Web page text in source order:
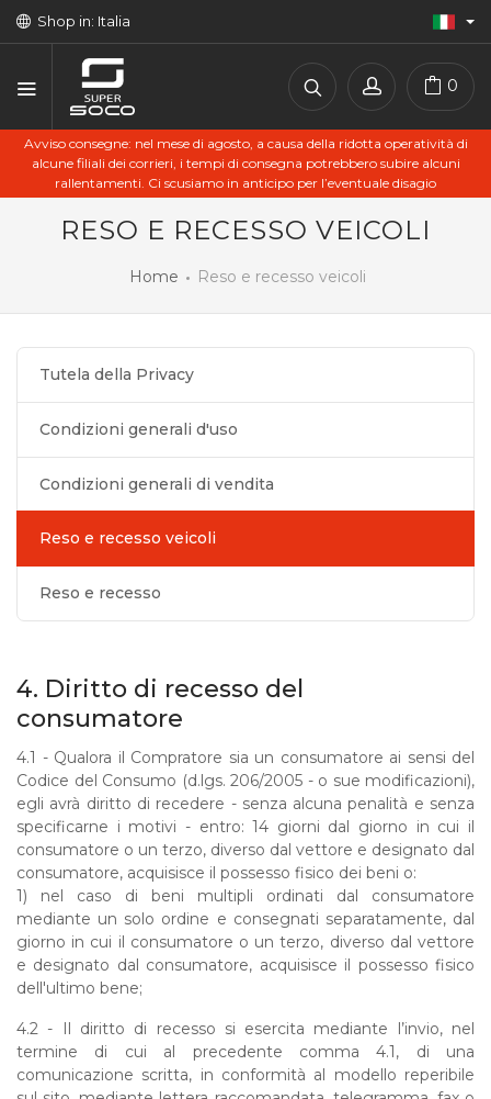
Shop in: Italia
0
Avviso consegne: nel mese di agosto, a causa della ridotta operatività di
alcune filiali dei corrieri, i tempi di consegna potrebbero subire alcuni
rallentamenti. Ci scusiamo in anticipo per l’eventuale disagio
RESO E RECESSO VEICOLI
Home Reso e recesso veicoli
Tutela della Privacy
Condizioni generali d'uso
Condizioni generali di vendita
Reso e recesso veicoli
Reso e recesso
4. Diritto di recesso del
consumatore
4.1 - Qualora il Compratore sia un consumatore ai sensi del
Codice del Consumo (d.lgs. 206/2005 - o sue modificazioni),
egli avrà diritto di recedere - senza alcuna penalità e senza
specificarne i motivi - entro: 14 giorni dal giorno in cui il
consumatore o un terzo, diverso dal vettore e designato dal
consumatore, acquisisce il possesso fisico dei beni o:
1) nel caso di beni multipli ordinati dal consumatore
mediante un solo ordine e consegnati separatamente, dal
giorno in cui il consumatore o un terzo, diverso dal vettore
e designato dal consumatore, acquisisce il possesso fisico
dell'ultimo bene;
4.2 -
Il diritto di recesso si esercita mediante l’invio, nel
termine di cui al precedente comma 4.1, di una
comunicazione scritta, in conformità al modello reperibile